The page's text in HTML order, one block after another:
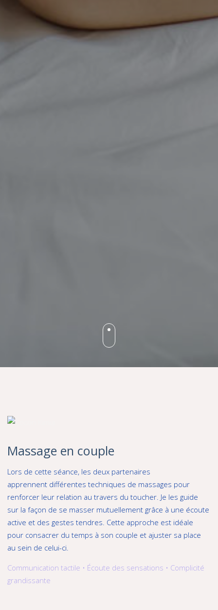
Massage en couple
Lors de cette séance, les deux partenaires
apprennent différentes techniques de massages pour
renforcer leur relation au travers du toucher. Je les guide
sur la façon de se masser mutuellement grâce à une écoute
active et des gestes tendres. Cette approche est idéale
pour consacrer du temps à son couple et ajuster sa place
au sein de celui-ci.
Communication tactile • Écoute des sensations • Complicité
grandissante